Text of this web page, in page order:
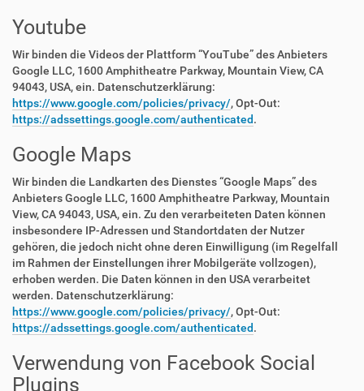
Youtube
Wir binden die Videos der Plattform “YouTube” des Anbieters
Google LLC, 1600 Amphitheatre Parkway, Mountain View, CA
94043, USA, ein. Datenschutzerklärung:
https://www.google.com/policies/privacy/, Opt-Out:
https://adssettings.google.com/authenticated.
Google Maps
Wir binden die Landkarten des Dienstes “Google Maps” des
Anbieters Google LLC, 1600 Amphitheatre Parkway, Mountain
View, CA 94043, USA, ein. Zu den verarbeiteten Daten können
insbesondere IP-Adressen und Standortdaten der Nutzer
gehören, die jedoch nicht ohne deren Einwilligung (im Regelfall
im Rahmen der Einstellungen ihrer Mobilgeräte vollzogen),
erhoben werden. Die Daten können in den USA verarbeitet
werden. Datenschutzerklärung:
https://www.google.com/policies/privacy/, Opt-Out:
https://adssettings.google.com/authenticated.
Verwendung von Facebook Social
Plugins